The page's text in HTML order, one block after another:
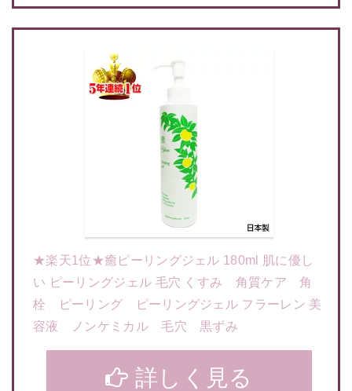
★楽天1位★癒ピーリングジェル 180ml 肌に優し
い ピーリングジェル 毛穴 くすみ 角質ケア 角
栓 ピーリング ピーリングジェル フラーレン 美
容液 ノンケミカル 毛穴 黒ずみ
詳しく見る